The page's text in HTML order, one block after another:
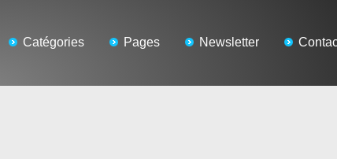
Catégories Pages Newsletter